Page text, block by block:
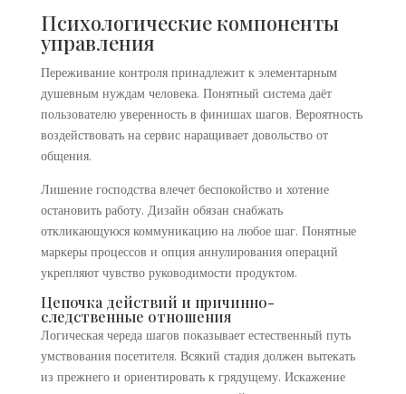
Психологические компоненты
управления
Переживание контроля принадлежит к элементарным
душевным нуждам человека. Понятный система даёт
пользователю уверенность в финишах шагов. Вероятность
воздействовать на сервис наращивает довольство от
общения.
Лишение господства влечет беспокойство и хотение
остановить работу. Дизайн обязан снабжать
откликающуюся коммуникацию на любое шаг. Понятные
маркеры процессов и опция аннулирования операций
укрепляют чувство руководимости продуктом.
Цепочка действий и причинно-
следственные отношения
Логическая череда шагов показывает естественный путь
умствования посетителя. Всякий стадия должен вытекать
из прежнего и ориентировать к грядущему. Искажение